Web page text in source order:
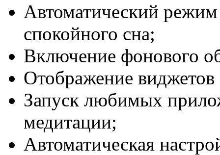
Автоматический
спокойного сна;
Включение фонового
Отображение
Запуск любимых
медитации;
Автоматическая